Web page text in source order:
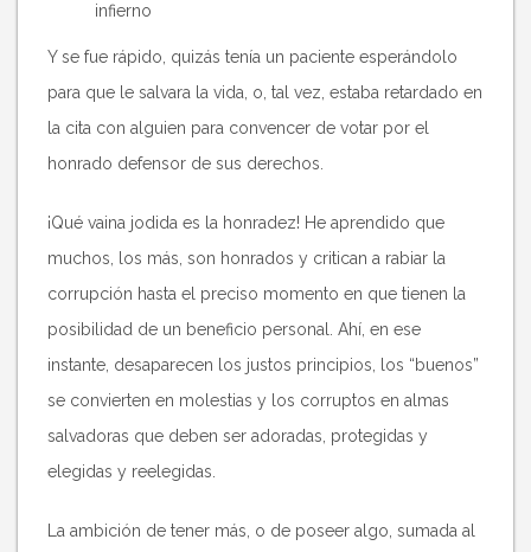
infierno
Y se fue rápido, quizás tenía un paciente esperándolo
para que le salvara la vida, o, tal vez, estaba retardado en
la cita con alguien para convencer de votar por el
honrado defensor de sus derechos.
¡Qué vaina jodida es la honradez! He aprendido que
muchos, los más, son honrados y critican a rabiar la
corrupción hasta el preciso momento en que tienen la
posibilidad de un beneficio personal. Ahí, en ese
instante, desaparecen los justos principios, los “buenos”
se convierten en molestias y los corruptos en almas
salvadoras que deben ser adoradas, protegidas y
elegidas y reelegidas.
La ambición de tener más, o de poseer algo, sumada al